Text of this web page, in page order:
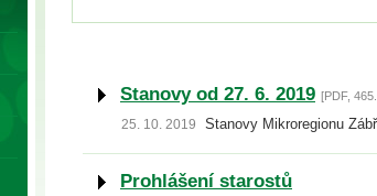
Stanovy od 27. 6. 2019 [PDF,
25. 10. 2019 Stanovy Mikroregionu
Prohlášení starostů